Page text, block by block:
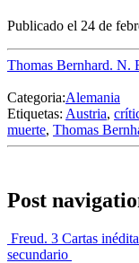
Publicado el 24 de
Thomas Bernhard. N.
Categoria:Alemania
Etiquetas: Austria,
muerte, Thomas
Post
Freud. 3 Cartas
secundario